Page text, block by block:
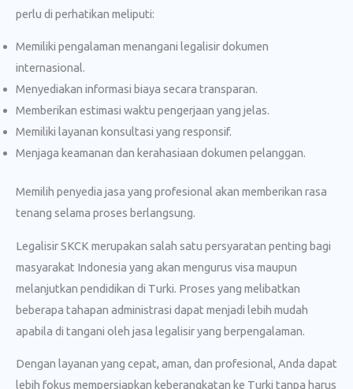
perlu di perhatikan meliputi:
Memiliki pengalaman menangani legalisir dokumen
internasional.
Menyediakan informasi biaya secara transparan.
Memberikan estimasi waktu pengerjaan yang jelas.
Memiliki layanan konsultasi yang responsif.
Menjaga keamanan dan kerahasiaan dokumen pelanggan.
Memilih penyedia jasa yang profesional akan memberikan rasa
tenang selama proses berlangsung.
Legalisir SKCK merupakan salah satu persyaratan penting bagi
masyarakat Indonesia yang akan mengurus visa maupun
melanjutkan pendidikan di Turki. Proses yang melibatkan
beberapa tahapan administrasi dapat menjadi lebih mudah
apabila di tangani oleh jasa legalisir yang berpengalaman.
Dengan layanan yang cepat, aman, dan profesional, Anda dapat
lebih fokus mempersiapkan keberangkatan ke Turki tanpa harus